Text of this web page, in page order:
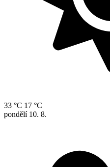
33 °C 17 °C
pondělí 10. 8.